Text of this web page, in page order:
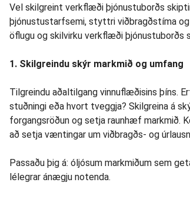
Vel skilgreint verkflæði þjónustuborðs
þjónustustarfsemi, styttri viðbragðstíma
öflugu og skilvirku verkflæði þjónustuborðs
1. Skilgreindu skýr markmið og umfang
Tilgreindu aðaltilgang vinnuflæðisins þíns.
stuðningi eða hvort tveggja? Skilgreina á
forgangsröðun og setja raunhæf markmið.
að setja væntingar um viðbragðs- og
Passaðu þig á: óljósum markmiðum sem
lélegrar ánægju notenda.